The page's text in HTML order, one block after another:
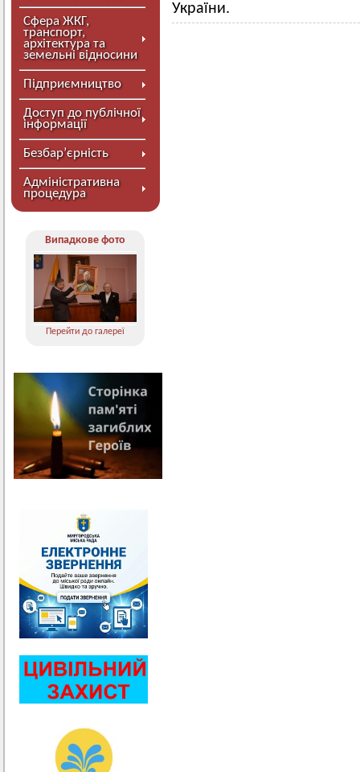
Сфера ЖКГ,
транспорт,
архітектура та
земельні відносини
Підприємництво
Доступ до публічної
інформації
Безбар’єрність
Адміністративна
процедура
Випадкове фото
Перейти до галереї
України.